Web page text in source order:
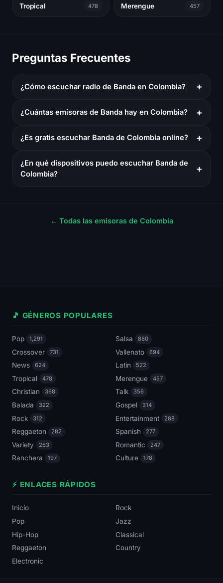
Tropical 478 Merengue 457
Preguntas Frecuentes
¿Cómo escuchar radio de Banda en Colombia? +
¿Cuántas emisoras de Banda hay en Colombia? +
¿Es gratis escuchar Banda de Colombia online? +
¿En qué dispositivos puedo escuchar Banda de
Colombia?
+
← Todas las emisoras de Colombia
🎵 GÉNEROS POPULARES
Pop 1,291 Salsa 880
Crossover 731 Vallenato 694
News 624 Latin 522
Tropical 478 Merengue 457
Christian 368 Talk 356
Balada 322 Gospel 314
Rock 312 Entertainment 288
Reggaeton 282 Spanish 277
Variety 263 Romantic 247
Ranchera 197 Culture 178
⚡ ENLACES RÁPIDOS
Inicio
Rock
Pop
Jazz
Hip-Hop
Classical
Reggaeton
Country
Electronic